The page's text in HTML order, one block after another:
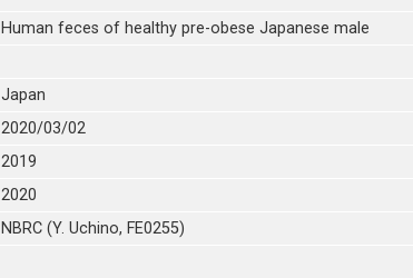
Human feces of healthy pre-obese Japanese male
Japan
2020/03/02
2019
2020
NBRC (Y. Uchino, FE0255)